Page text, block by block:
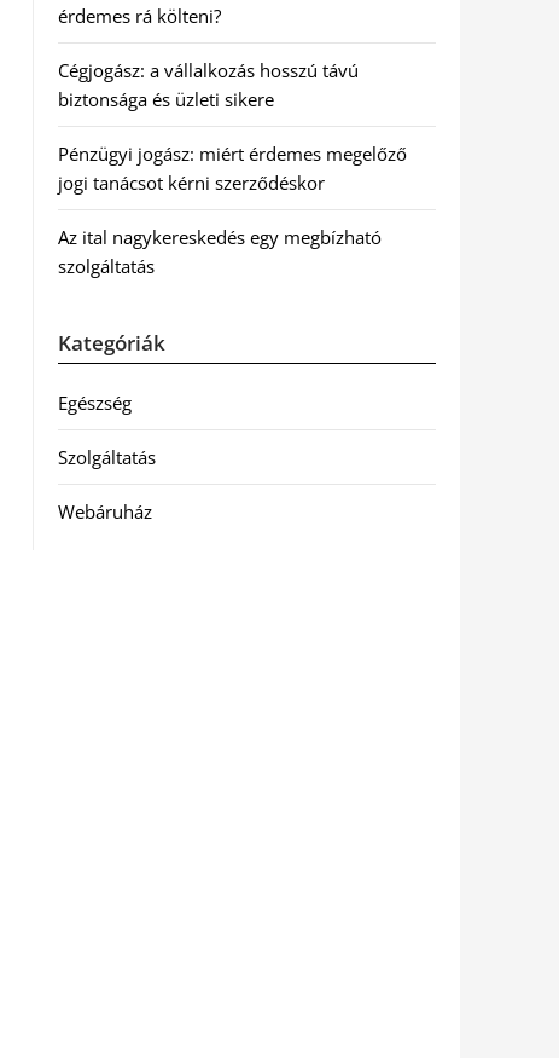
érdemes rá költeni?
Cégjogász: a vállalkozás hosszú távú
biztonsága és üzleti sikere
Pénzügyi jogász: miért érdemes megelőző
jogi tanácsot kérni szerződéskor
Az ital nagykereskedés egy megbízható
szolgáltatás
Kategóriák
Egészség
Szolgáltatás
Webáruház